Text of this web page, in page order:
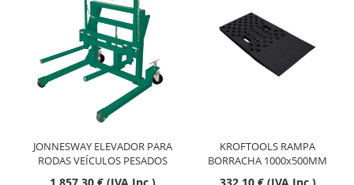
JONNESWAY ELEVADOR PARA
RODAS VEÍCULOS PESADOS
KROFTOOLS RAMPA
BORRACHA 1000x500MM